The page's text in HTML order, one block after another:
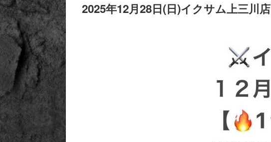
2025年12月28日(日)イクサム上三川店